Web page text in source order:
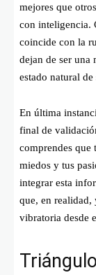
mejores que
con inteligencia.
coincide con la
dejan de ser una
estado natural de
En última
final de
comprendes que
miedos y tus
integrar esta
que, en realidad,
vibratoria desde